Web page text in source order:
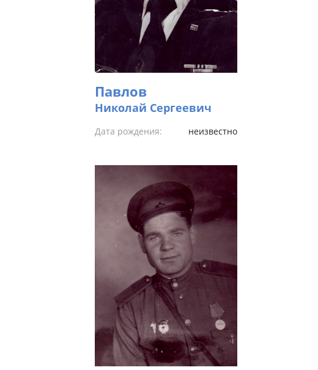
Павлов
Николай Сергеевич
Дата рождения: неизвестно